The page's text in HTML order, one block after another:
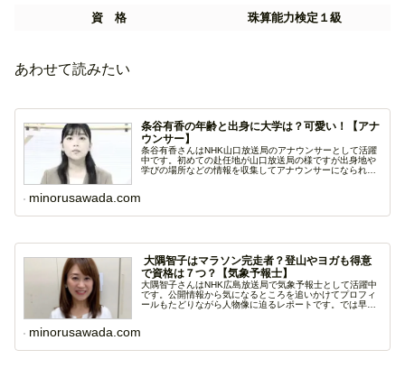
資 格
珠算能力検定１級
あわせて読みたい
条谷有香の年齢と出身に大学は？可愛い！【アナ
ウンサー】
条谷有香さんはNHK山口放送局のアナウンサーとして活躍
中です。初めての赴任地が山口放送局の様ですが出身地や
学びの場所などの情報を収集してアナウンサーになられる
minorusawada.com
大隅智子はマラソン完走者？登山やヨガも得意
で資格は７つ？【気象予報士】
大隅智子さんはNHK広島放送局で気象予報士として活躍中
です。公開情報から気になるところを追いかけてプロフィ
ールもたどりながら人物像に迫るレポートです。では早速
minorusawada.com